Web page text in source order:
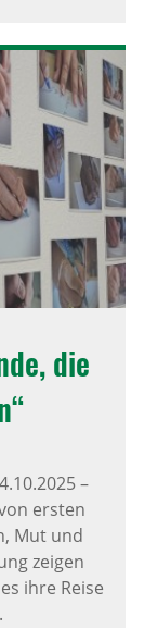
die
–
ersten
Mut und
zeigen
ihre Reise